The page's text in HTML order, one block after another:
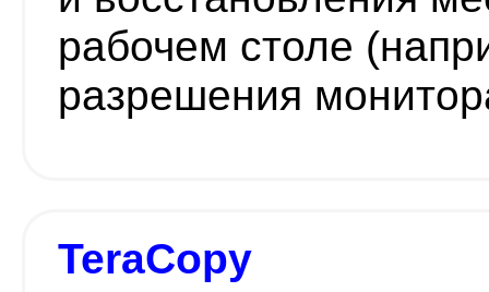
рабочем столе
разрешения
TeraCopy